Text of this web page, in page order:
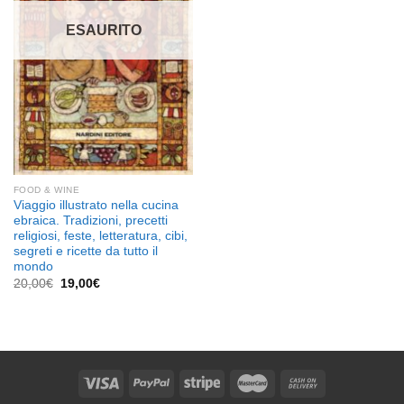
ESAURITO
FOOD & WINE
Viaggio illustrato nella cucina
ebraica. Tradizioni, precetti
religiosi, feste, letteratura, cibi,
segreti e ricette da tutto il
mondo
20,00€
Il
19,00€Il